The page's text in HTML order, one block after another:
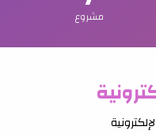
مشروع